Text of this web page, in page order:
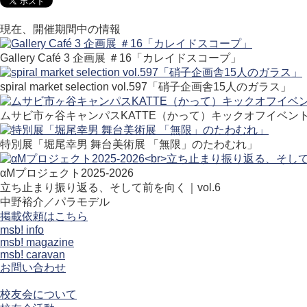
現在、開催期間中の情報
Gallery Café 3 企画展 ＃16「カレイドスコープ」
spiral market selection vol.597「硝子企画舎15人のガラス」
ムサビ市ヶ谷キャンパスKATTE（かって）キックオフイベン
特別展「堀尾幸男 舞台美術展 「無限」のたわむれ」
αMプロジェクト2025-2026
立ち止まり振り返る、そして前を向く｜vol.6
中野裕介／パラモデル
掲載依頼はこちら
msb! info
msb! magazine
msb! caravan
お問い合わせ
校友会について